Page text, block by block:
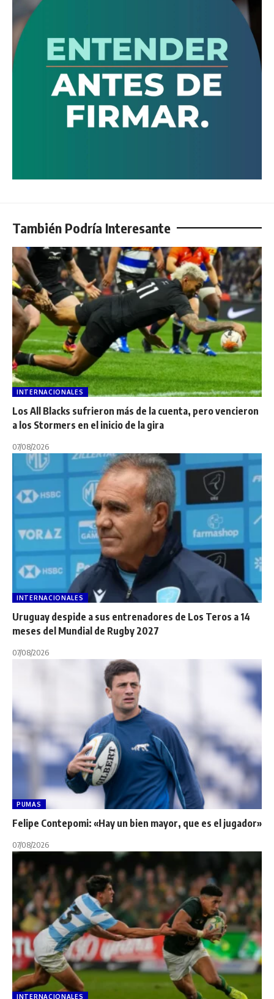
También Podría Interesante
INTERNACIONALES
Los All Blacks sufrieron más de la cuenta, pero vencieron
a los Stormers en el inicio de la gira
07/08/2026
INTERNACIONALES
Uruguay despide a sus entrenadores de Los Teros a 14
meses del Mundial de Rugby 2027
07/08/2026
PUMAS
Felipe Contepomi: «Hay un bien mayor, que es el jugador»
07/08/2026
INTERNACIONALES